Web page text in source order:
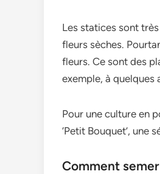
Les statices sont
fleurs sèches.
fleurs. Ce sont des
exemple, à quelques
Pour une culture en
‘Petit Bouquet’, une
Comment